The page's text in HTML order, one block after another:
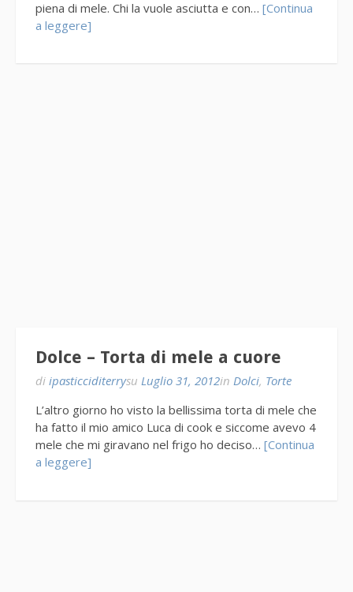
piena di mele. Chi la vuole asciutta e con… [Continua
a leggere]
Dolce – Torta di mele a cuore
di ipasticciditerrysu Luglio 31, 2012in Dolci, Torte
L’altro giorno ho visto la bellissima torta di mele che
ha fatto il mio amico Luca di cook e siccome avevo 4
mele che mi giravano nel frigo ho deciso… [Continua
a leggere]